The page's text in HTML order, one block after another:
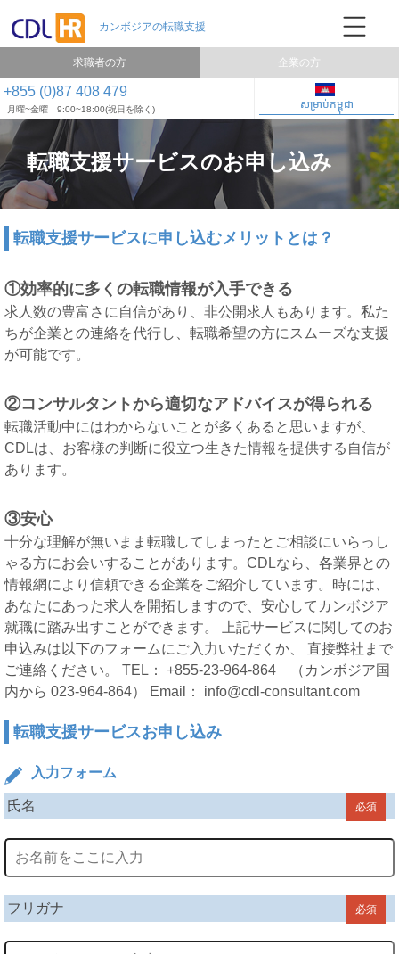
+855 (0)87 408 479
月曜~金曜 9:00~18:00(祝日を除く) សម្រាប់កម្ពុជា
求職者の方 企業の方
転職支援サービスのお申し込み
転職支援サービスに申し込むメリットとは？
①効率的に多くの転職情報が入手できる
求人数の豊富さに自信があり、非公開求人もあります。私た
ちが企業との連絡を代行し、転職希望の方にスムーズな支援
が可能です。
②コンサルタントから適切なアドバイスが得られる
転職活動中にはわからないことが多くあると思いますが、
CDLは、お客様の判断に役立つ生きた情報を提供する自信が
あります。
③安心
十分な理解が無いまま転職してしまったとご相談にいらっし
ゃる方にお会いすることがあります。CDLなら、各業界との
情報網により信頼できる企業をご紹介しています。時には、
あなたにあった求人を開拓しますので、安心してカンボジア
就職に踏み出すことができます。 上記サービスに関してのお
申込みは以下のフォームにご入力いただくか、 直接弊社まで
ご連絡ください。 TEL： +855-23-964-864 （カンボジア国
内から 023-964-864） Email： info@cdl-consultant.com
転職支援サービスお申し込み
入力フォーム
氏名 必須
フリガナ 必須